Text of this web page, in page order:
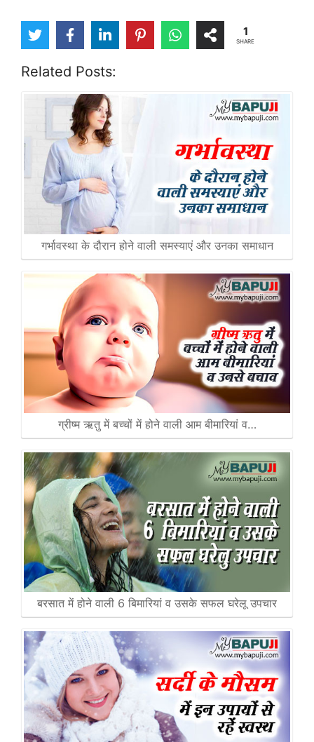
1
SHARE
Related Posts:
गर्भावस्था के दौरान होने वाली समस्याएं और उनका समाधान
ग्रीष्म ऋतु में बच्चों में होने वाली आम बीमारियां व…
बरसात में होने वाली 6 बिमारियां व उसके सफल घरेलू उपचार